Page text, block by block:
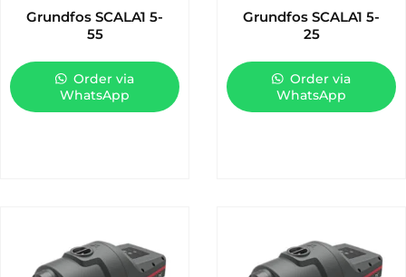
Grundfos SCALA1 5-
55
Order via
WhatsApp
Grundfos SCALA1 5-
25
Order via
WhatsApp